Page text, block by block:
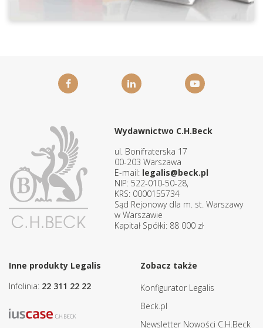
Wydawnictwo C.H.Beck
ul. Bonifraterska 17
00-203 Warszawa
E-mail: legalis@beck.pl
NIP: 522-010-50-28,
KRS: 0000155734
Sąd Rejonowy dla m. st. Warszawy
w Warszawie
Kapitał Spółki: 88 000 zł
Inne produkty Legalis
Infolinia: 22 311 22 22
Zobacz także
Konfigurator Legalis
Beck.pl
Newsletter Nowości C.H.Beck